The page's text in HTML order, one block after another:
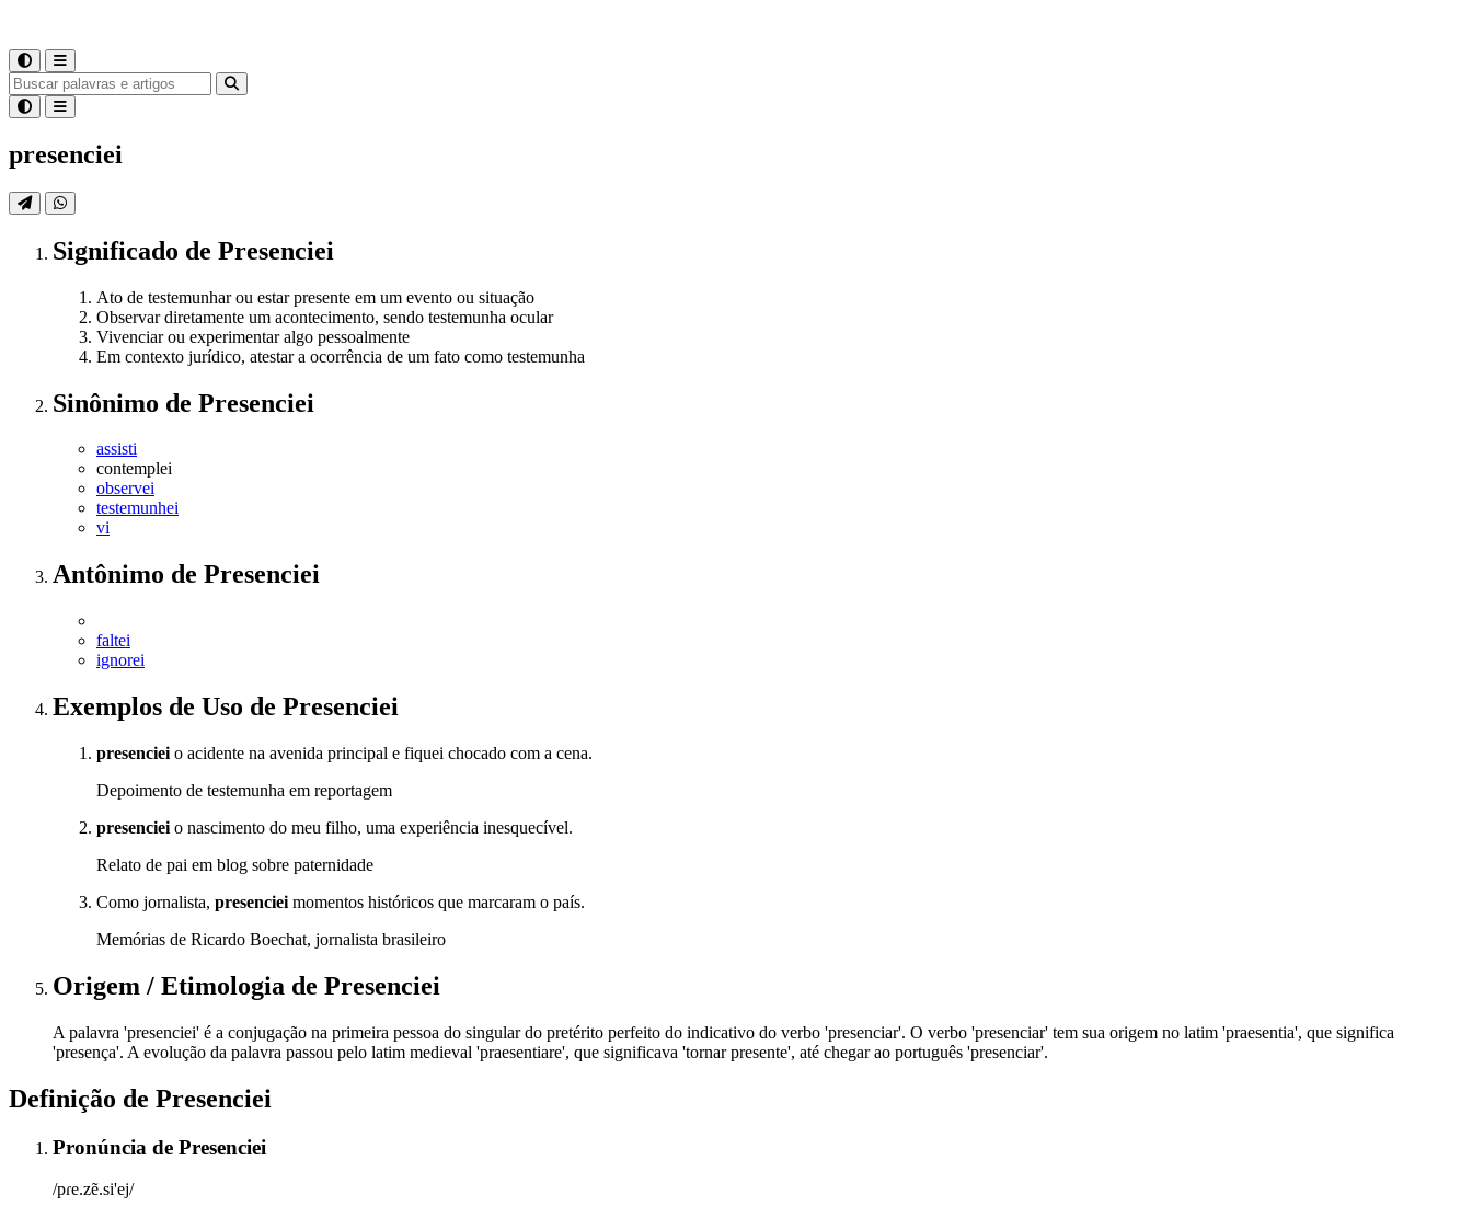
presenciei
Significado de Presenciei
Ato de testemunhar ou estar presente em um evento ou situação
Observar diretamente um acontecimento, sendo testemunha ocular
Vivenciar ou experimentar algo pessoalmente
Em contexto jurídico, atestar a ocorrência de um fato como testemunha
Sinônimo de Presenciei
assisti
contemplei
observei
testemunhei
vi
Antônimo de Presenciei
faltei
ignorei
Exemplos de Uso de Presenciei
presenciei o acidente na avenida principal e fiquei chocado com a cena.
Depoimento de testemunha em reportagem
presenciei o nascimento do meu filho, uma experiência inesquecível.
Relato de pai em blog sobre paternidade
Como jornalista, presenciei momentos históricos que marcaram o país.
Memórias de Ricardo Boechat, jornalista brasileiro
Origem / Etimologia de Presenciei
A palavra 'presenciei' é a conjugação na primeira pessoa do singular do pretérito perfeito do indicativo do verbo 'presenciar'. O verbo 'presenciar' tem sua origem no latim 'praesentia', que significa
'presença'. A evolução da palavra passou pelo latim medieval 'praesentiare', que significava 'tornar presente', até chegar ao português 'presenciar'.
Definição de Presenciei
Pronúncia de Presenciei
/pɾe.zẽ.si'ej/